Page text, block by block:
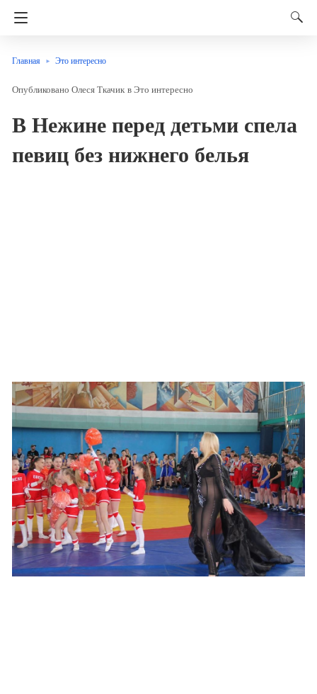
Главная Это интересно
Олеся Ткачик в Это интересно
В Нежине перед детьми спела
певиц без нижнего белья